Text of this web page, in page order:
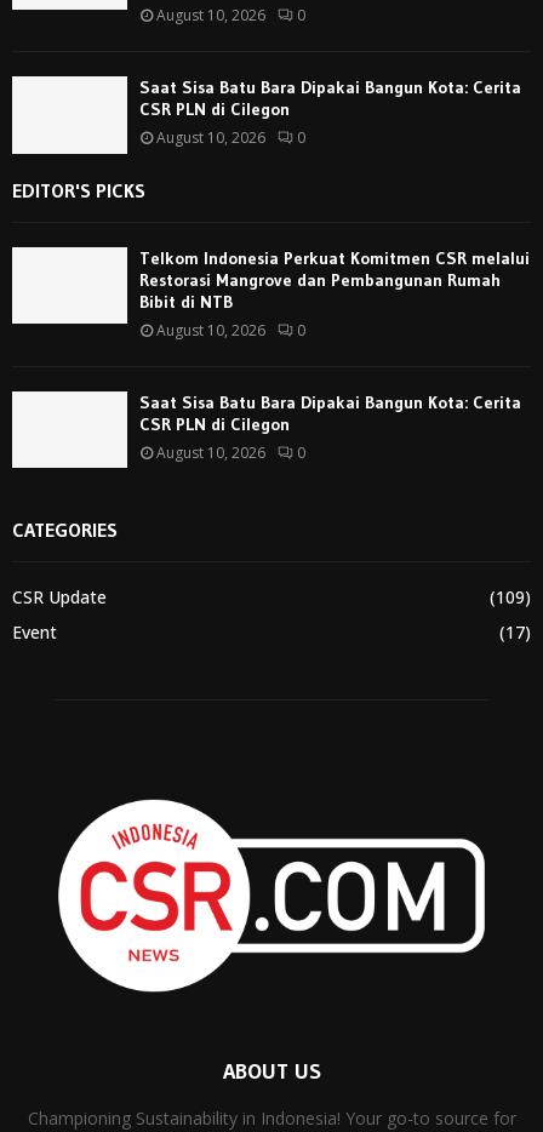
August 10, 2026 0
Saat Sisa Batu Bara Dipakai Bangun Kota: Cerita
CSR PLN di Cilegon
August 10, 2026 0
EDITOR'S PICKS
Telkom Indonesia Perkuat Komitmen CSR melalui
Restorasi Mangrove dan Pembangunan Rumah
Bibit di NTB
August 10, 2026 0
Saat Sisa Batu Bara Dipakai Bangun Kota: Cerita
CSR PLN di Cilegon
August 10, 2026 0
CATEGORIES
CSR Update
(109)
Event
(17)
ABOUT US
Championing Sustainability in Indonesia! Your go-to source for